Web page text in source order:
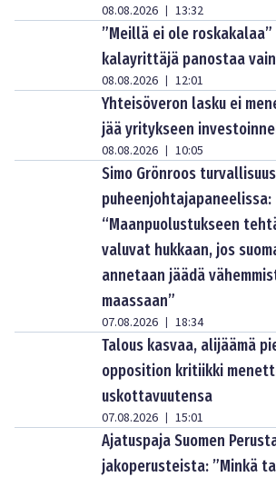
08.08.2026 | 13:32
”Meillä ei ole
kalayrittäjä panostaa
08.08.2026 | 12:01
Yhteisöveron lasku ei
jää yritykseen
08.08.2026 | 10:05
Simo Grönroos
puheenjohtajapaneelissa:
“Maanpuolustukseen
valuvat hukkaan, jos
annetaan jäädä
maassaan”
07.08.2026 | 18:34
Talous kasvaa, alijäämä
opposition kritiikki
uskottavuutensa
07.08.2026 | 15:01
Ajatuspaja Suomen
jakoperusteista: ”Minkä